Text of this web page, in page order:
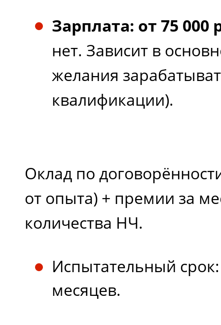
Зарплата: от 75 000
нет. Зависит в
желания
квалификации).
Оклад по
от опыта) + премии за
количества НЧ.
Испытательный
месяцев.